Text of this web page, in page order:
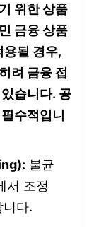
위한 상품
금융 상품
용될 경우,
려 금융 접
습니다. 공
수적입니
불균
서 조정
다.